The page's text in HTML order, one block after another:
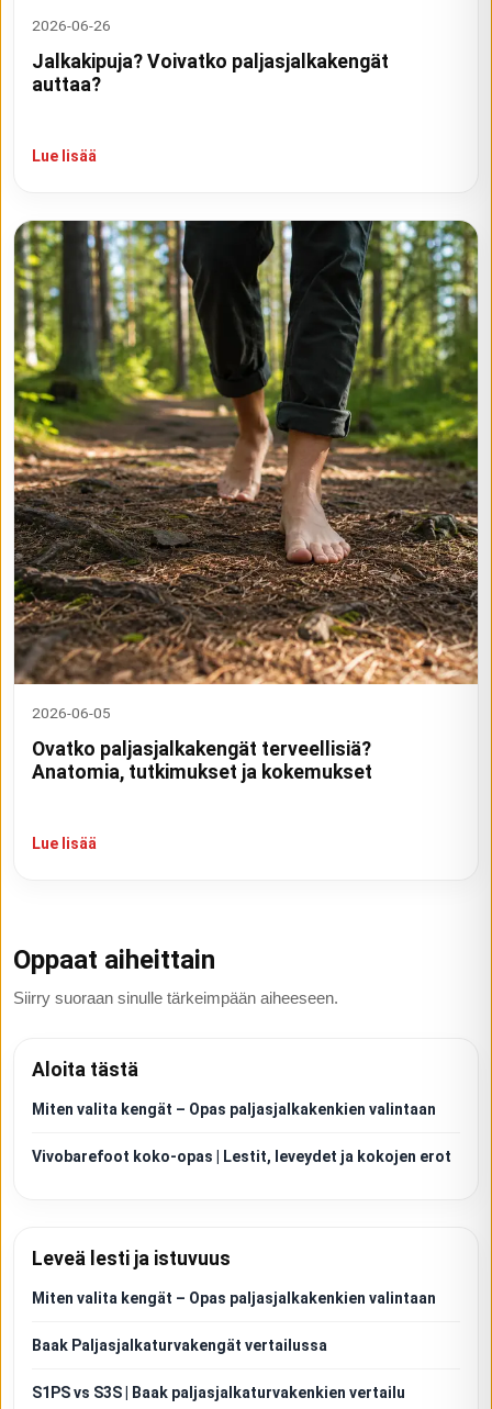
2026-06-26
Jalkakipuja? Voivatko paljasjalkakengät
auttaa?
Lue lisää
2026-06-05
Ovatko paljasjalkakengät terveellisiä?
Anatomia, tutkimukset ja kokemukset
Lue lisää
Oppaat aiheittain
Siirry suoraan sinulle tärkeimpään aiheeseen.
Aloita tästä
Miten valita kengät – Opas paljasjalkakenkien valintaan
Vivobarefoot koko-opas | Lestit, leveydet ja kokojen erot
Leveä lesti ja istuvuus
Miten valita kengät – Opas paljasjalkakenkien valintaan
Baak Paljasjalkaturvakengät vertailussa
S1PS vs S3S | Baak paljasjalkaturvakenkien vertailu